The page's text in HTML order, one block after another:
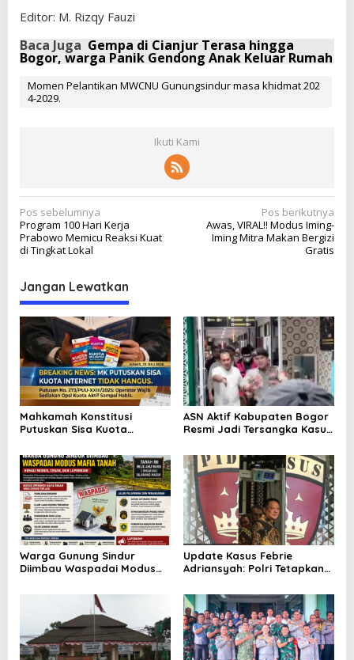
Editor: M. Rizqy Fauzi
Baca Juga Gempa di Cianjur Terasa hingga
Bogor, warga Panik Gendong Anak Keluar Rumah
Momen Pelantikan MWCNU Gunungsindur masa khidmat 202
4-2029.
Ikuti Kami
N
a
v
i
g
a
s
i
p
o
s
Pos sebelumnya
Program 100 Hari Kerja
Prabowo Memicu Reaksi Kuat
di Tingkat Lokal
Pos berikutnya
Awas, VIRAL!! Modus Iming-
Iming Mitra Makan Bergizi
Gratis
Jangan Lewatkan
Mahkamah Konstitusi
Putuskan Sisa Kuota
Kemenangan Besar Hak
Konsumen Indonesia
ASN Aktif Kabupaten Bogor
Resmi Jadi Tersangka Kasus
Dugaan Permainan Tender
Kembali Jadi Sorotan
Warga Gunung Sindur
Diimbau Waspadai Modus
Langkah Pencegahan dan
Jalur Pelaporan
Update Kasus Febrie
Adriansyah: Polri Tetapkan
Tegaskan Hormati Proses
Hukum